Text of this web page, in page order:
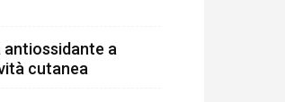
antiossidante a
cutanea